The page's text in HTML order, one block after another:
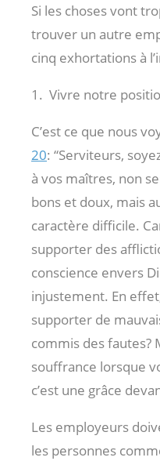
Si les choses vont
trouver un autre
cinq exhortations à
1. Vivre notre
C’est ce que nous
20: “Serviteurs,
à vos maîtres, non
bons et doux, mais
caractère difficile.
supporter des
conscience envers
injustement. En
supporter de
commis des fautes?
souffrance lorsque
c’est une grâce
Les employeurs
les personnes